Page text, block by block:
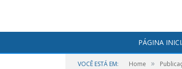
PÁGINA
VOCÊ ESTÁ EM: Home »